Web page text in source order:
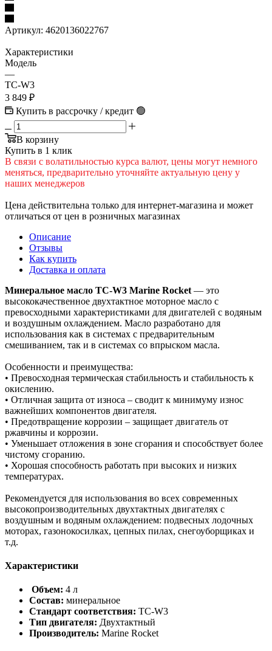
Артикул: 4620136022767
Характеристики
Модель
—
TC-W3
3 849 ₽
Купить в рассрочку / кредит 🟢
В корзину
Купить в 1 клик
В cвязи c вoлатильностью курса валют, цены могут немного
меняться, предварительно уточняйте актуальную цену у
наших менеджеров
Цена действительна только для интернет-магазина и может
отличаться от цен в розничных магазинах
Описание
Отзывы
Как купить
Доставка и оплата
Минеральное масло TC-W3 Marine Rocket — это
высококачественное двухтактное моторное масло с
превосходными характеристиками для двигателей с водяным
и воздушным охлаждением. Масло разработано для
использования как в системах с предварительным
смешиванием, так и в системах со впрыском масла.
Особенности и преимущества:
• Превосходная термическая стабильность и стабильность к
окислению.
• Отличная защита от износа – сводит к минимуму износ
важнейших компонентов двигателя.
• Предотвращение коррозии – защищает двигатель от
ржавчины и коррозии.
• Уменьшает отложения в зоне сгорания и способствует более
чистому сгоранию.
• Хорошая способность работать при высоких и низких
температурах.
Рекомендуется для использования во всех современных
высокопроизводительных двухтактных двигателях с
воздушным и водяным охлаждением: подвесных лодочных
моторах, газонокосилках, цепных пилах, снегоуборщиках и
т.д.
Характеристики
Объем: 4 л
Состав: минеральное
Стандарт соответствия: TC-W3
Тип двигателя: Двухтактный
Производитель: Marine Rocket